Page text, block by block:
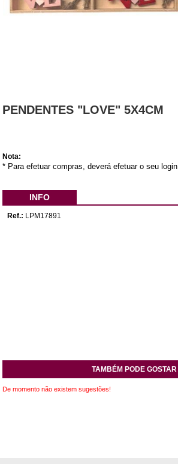
PENDENTES "LOVE" 5X4CM
Nota:
* Para efetuar compras, deverá efetuar o seu login.
INFO
Ref.: LPM17891
TAMBÉM PODE GOSTAR
De momento não existem sugestões!